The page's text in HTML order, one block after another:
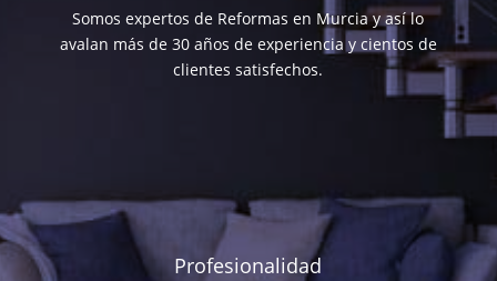
Somos expertos de Reformas en Murcia y así lo
avalan más de 30 años de experiencia y cientos de
clientes satisfechos.
Profesionalidad